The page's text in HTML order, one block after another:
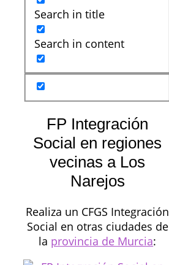
Search in title
Search in content
FP Integración
Social en regiones
vecinas a Los
Narejos
Realiza un CFGS Integración
Social en otras ciudades de
la provincia de Murcia: